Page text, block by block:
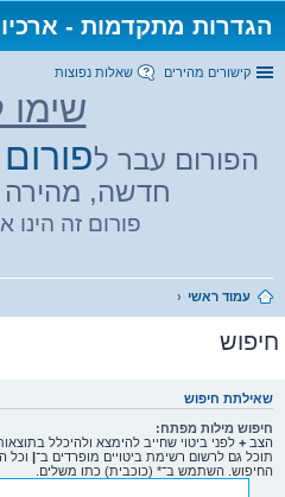
הגדרות מתקדמות -
קישורים מהירים שאלות נפוצות
שימו
הפורום עבר ל
חדשה, מהירה
פורום זה הינו
עמוד ראשי
חיפוש
שאילתת חיפוש
חיפוש מילות מפתח:
הצב + לפני ביטוי שחייב להימצא ולהיכלל
תוכל גם לרשום רשימת ביטויים מופרדים ב־| וכל
החיפוש. השתמש ב־* (כוכבית) כתו משלים.